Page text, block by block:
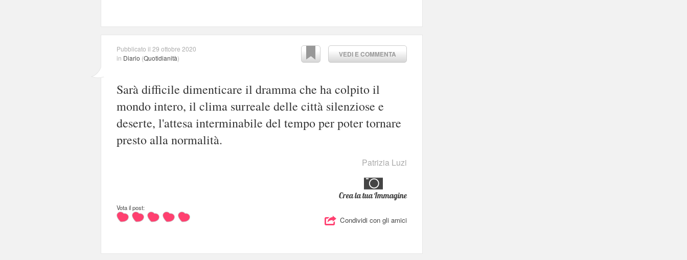
VEDI E COMMENTA
Pubblicato il 29 ottobre 2020
in Diario (Quotidianità)
Sarà difficile dimenticare il dramma che ha colpito il
mondo intero, il clima surreale delle città silenziose e
deserte, l'attesa interminabile del tempo per poter tornare
presto alla normalità.
Patrizia Luzi
Crea la tua Immagine
Vota il post:
Condividi con gli amici